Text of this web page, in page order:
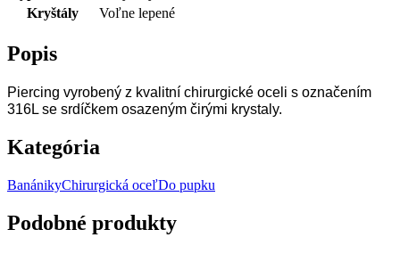
Kryštály
Voľne lepené
Popis
Piercing vyrobený z kvalitní chirurgické oceli s označením
316L se srdíčkem osazeným čirými krystaly.
Kategória
BanánikyChirurgická oceľDo pupku
Podobné produkty